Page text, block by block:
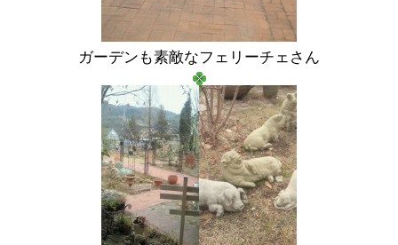
ガーデンも素敵なフェリーチェさん